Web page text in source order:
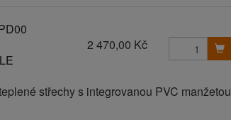
2 470,00 Kč
střechy s integrovanou PVC manžetou